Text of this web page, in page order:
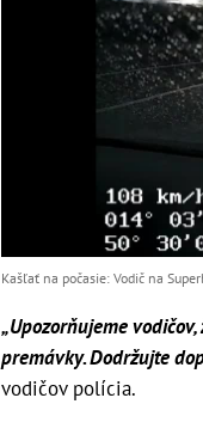
Kašľať na počasie: Vodič na
„Upozorňujeme
premávky. Dodržujte
vodičov polícia.